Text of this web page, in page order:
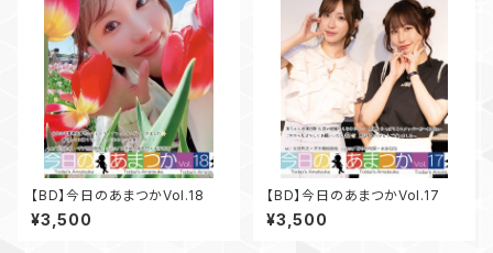
【BD】今日のあまつかVol.18
¥3,500
【BD】今日のあまつかVol.17
¥3,500